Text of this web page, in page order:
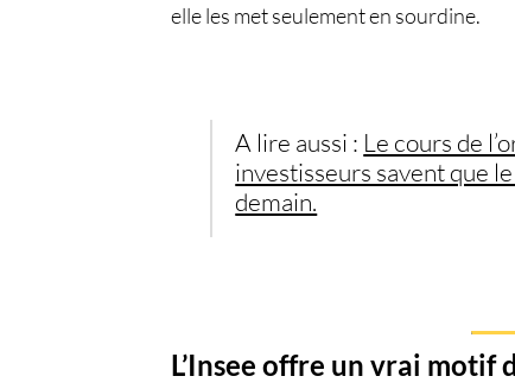
elle les met seulement en sourdine.
A lire aussi : Le cours de
investisseurs savent que
demain.
L’Insee offre un vrai motif